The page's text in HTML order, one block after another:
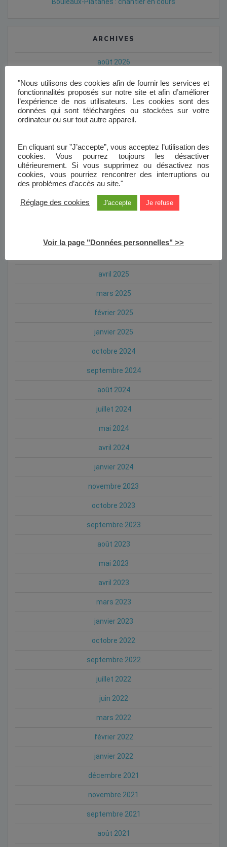
ARCHIVES
août 2026
juin 2026
mai 2026
février 2026
décembre 2025
novembre 2025
octobre 2025
avril 2025
mars 2025
février 2025
janvier 2025
octobre 2024
septembre 2024
août 2024
juillet 2024
mai 2024
avril 2024
janvier 2024
novembre 2023
octobre 2023
septembre 2023
août 2023
mai 2023
avril 2023
mars 2023
janvier 2023
octobre 2022
septembre 2022
juillet 2022
juin 2022
mars 2022
février 2022
janvier 2022
décembre 2021
novembre 2021
septembre 2021
août 2021
"Nous utilisons des cookies afin de fournir les services et
fonctionnalités proposés sur notre site et afin d’améliorer
l’expérience de nos utilisateurs. Les cookies sont des
données qui sont téléchargées ou stockées sur votre
ordinateur ou sur tout autre appareil.
En cliquant sur ”J’accepte”, vous acceptez l’utilisation des
cookies. Vous pourrez toujours les désactiver
ultérieurement. Si vous supprimez ou désactivez nos
cookies, vous pourriez rencontrer des interruptions ou
des problèmes d’accès au site."
Réglage des cookies J'accepte Je refuse
Voir la page "Données personnelles" >>